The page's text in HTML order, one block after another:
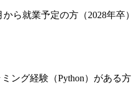
から就業予定の方（2028年卒）
ング経験（Python）がある方